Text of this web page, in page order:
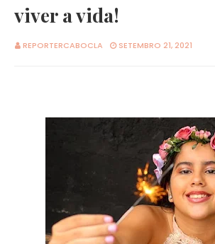
viver a vida!
REPORTERCABOCLA SETEMBRO 21, 2021